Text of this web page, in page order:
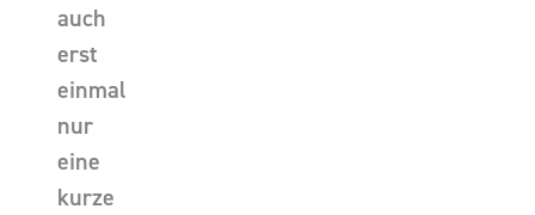
auch
erst
einmal
nur
eine
kurze